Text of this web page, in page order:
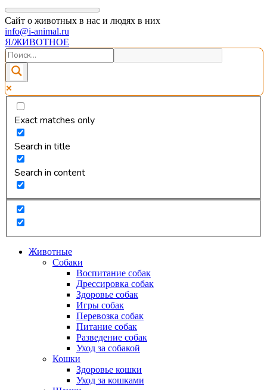
Сайт о животных в нас и людях в них
info@i-animal.ru
Я/ЖИВОТНОЕ
Exact matches only
Search in title
Search in content
Животные
Собаки
Воспитание собак
Дрессировка собак
Здоровье собак
Игры собак
Перевозка собак
Питание собак
Разведение собак
Уход за собакой
Кошки
Здоровье кошки
Уход за кошками